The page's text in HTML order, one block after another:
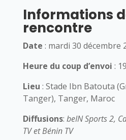
Informations
rencontre
Date : mardi 30 décembre
Heure du coup d’envoi :
Lieu : Stade Ibn Batouta
Tanger), Tanger, Maroc
Diffusions: beIN Sports 2,
TV et Bénin TV